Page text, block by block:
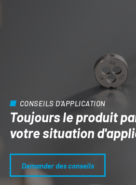
CONSEILS D'APPLICATION
Toujours le produit
votre situation
Demander des conseils